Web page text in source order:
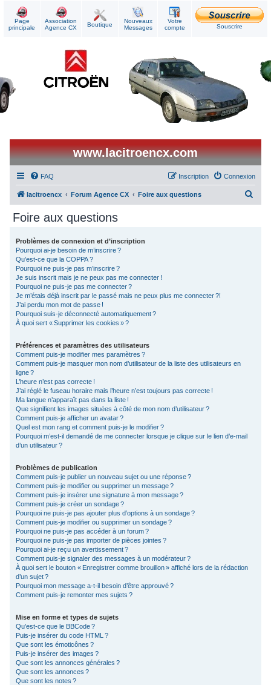
Page
principale
Association
Agence CX
Boutique
Nouveaux
Messages
Votre
compte
Souscrire
www.lacitroencx.com
FAQ Connexion
Inscription
lacitroencx Forum Agence CX Foire aux questions
Foire aux questions
Problèmes de connexion et d’inscription
Pourquoi ai-je besoin de m’inscrire ?
Qu’est-ce que la COPPA ?
Pourquoi ne puis-je pas m’inscrire ?
Je suis inscrit mais je ne peux pas me connecter !
Pourquoi ne puis-je pas me connecter ?
Je m’étais déjà inscrit par le passé mais ne peux plus me connecter ?!
J’ai perdu mon mot de passe !
Pourquoi suis-je déconnecté automatiquement ?
À quoi sert « Supprimer les cookies » ?
Préférences et paramètres des utilisateurs
Comment puis-je modifier mes paramètres ?
Comment puis-je masquer mon nom d’utilisateur de la liste des utilisateurs en
ligne ?
L’heure n’est pas correcte !
J’ai réglé le fuseau horaire mais l’heure n’est toujours pas correcte !
Ma langue n’apparaît pas dans la liste !
Que signifient les images situées à côté de mon nom d’utilisateur ?
Comment puis-je afficher un avatar ?
Quel est mon rang et comment puis-je le modifier ?
Pourquoi m’est-il demandé de me connecter lorsque je clique sur le lien d’e-mail
d’un utilisateur ?
Problèmes de publication
Comment puis-je publier un nouveau sujet ou une réponse ?
Comment puis-je modifier ou supprimer un message ?
Comment puis-je insérer une signature à mon message ?
Comment puis-je créer un sondage ?
Pourquoi ne puis-je pas ajouter plus d’options à un sondage ?
Comment puis-je modifier ou supprimer un sondage ?
Pourquoi ne puis-je pas accéder à un forum ?
Pourquoi ne puis-je pas importer de pièces jointes ?
Pourquoi ai-je reçu un avertissement ?
Comment puis-je signaler des messages à un modérateur ?
À quoi sert le bouton « Enregistrer comme brouillon » affiché lors de la rédaction
d’un sujet ?
Pourquoi mon message a-t-il besoin d’être approuvé ?
Comment puis-je remonter mes sujets ?
Mise en forme et types de sujets
Qu’est-ce que le BBCode ?
Puis-je insérer du code HTML ?
Que sont les émoticônes ?
Puis-je insérer des images ?
Que sont les annonces générales ?
Que sont les annonces ?
Que sont les notes ?